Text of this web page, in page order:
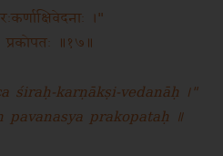
।"
प्रकोपतः ॥१७॥
śiraḥ-karṇākṣi-vedanāḥ ।"
prakopataḥ ॥